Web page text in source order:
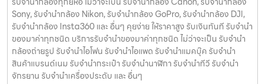
Sony, รับจำนำกล้อง Nikon, รับจำนำกล้อง GoPro, รับจำนำกล้อง DJI,
รับจำนำกล้อง Insta360 และ อื่นๆ คุยง่าย ให้ราคาสูง รับเงินทันที รับจำนำ
ของมาค่าทุกชนิด บริการรับจำนำของมาค่าทุกชนิด ไม่ว่าจะเป็น รับจํานํา
กล้องถ่ายรูป รับจํานําไอโฟน รับจํานําไอแพด รับจํานําแมคบุ๊ค รับจํานํา
สินค้าแบรนด์เนม รับจํานํากระเป๋า รับจํานํานาฬิกา รับจํานําทีวี รับจํานํา
จักรยาน รับจํานําเครื่องประดับ และ อื่นๆ